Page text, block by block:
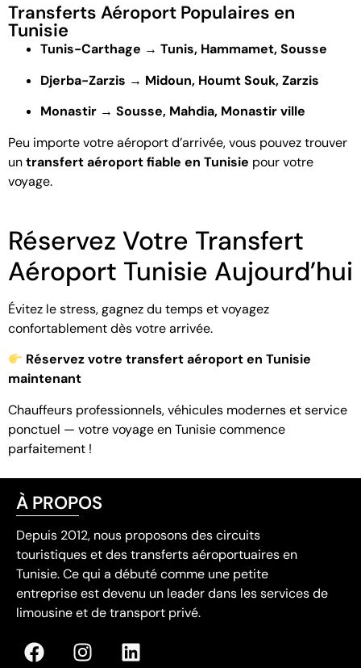
Transferts Aéroport Populaires en
Tunisie
Tunis-Carthage → Tunis, Hammamet, Sousse
Djerba-Zarzis → Midoun, Houmt Souk, Zarzis
Monastir → Sousse, Mahdia, Monastir ville
Peu importe votre aéroport d’arrivée, vous pouvez trouver
untransfert aéroport fiable en Tunisie pour votre
voyage.
Réservez Votre Transfert
Aéroport Tunisie Aujourd’hui
Évitez le stress, gagnez du temps et voyagez
confortablement dès votre arrivée.
Réservez votre transfert aéroport en Tunisie
maintenant
Chauffeurs professionnels, véhicules modernes et service
ponctuel — votre voyage en Tunisie commence
parfaitement !
À PROPOS
Depuis 2012, nous proposons des circuits
touristiques et des transferts aéroportuaires en
Tunisie. Ce qui a débuté comme une petite
entreprise est devenu un leader dans les services de
limousine et de transport privé.